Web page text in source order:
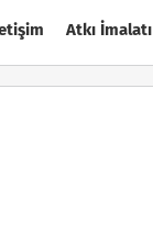
Atkı İmalatı